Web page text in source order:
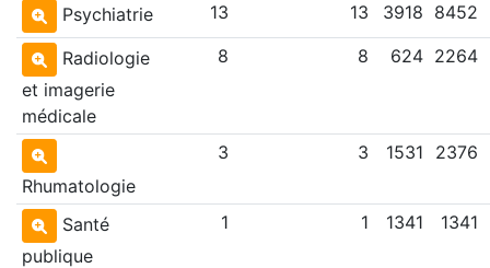
Psychiatrie 13 13 3918 8452
Radiologie
et imagerie
médicale
8 8 624 2264
Rhumatologie
3 3 1531 2376
Santé
publique
1 1 1341 1341